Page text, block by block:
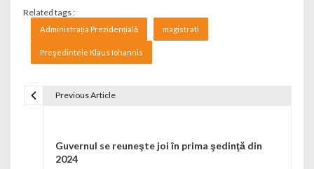
Related tags :
Administrația Prezidențială magistrati
Preşedintele Klaus Iohannis
Previous Article
Guvernul se reuneşte joi în prima şedinţă din
2024